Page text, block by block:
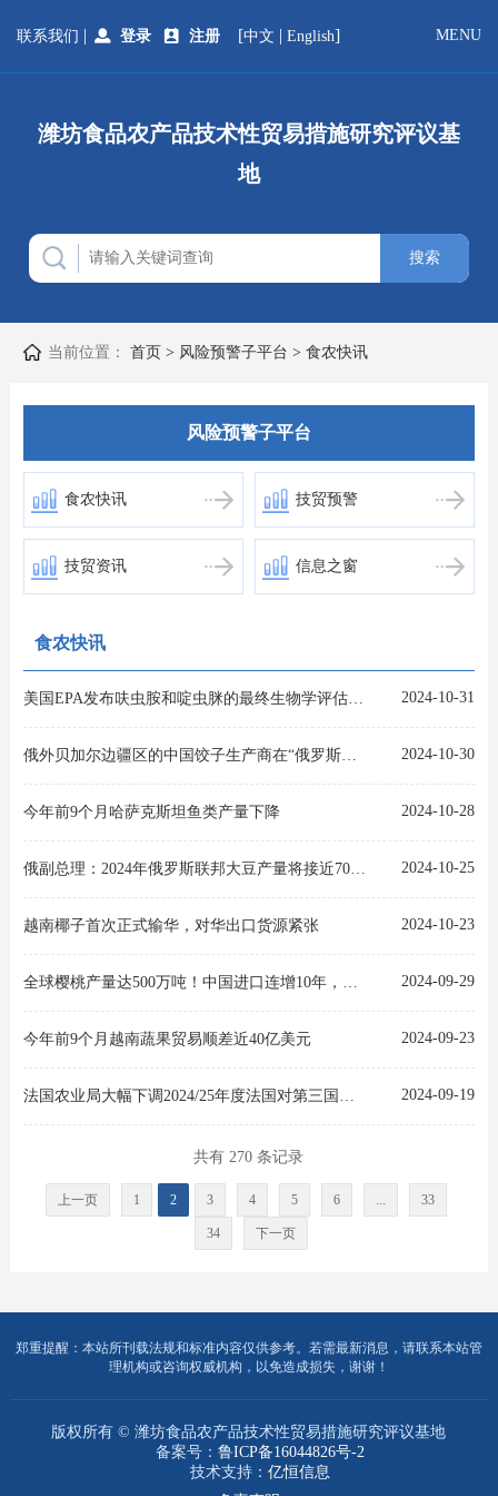
联系我们 | 登录 注册 [中文 | English] MENU
潍坊食品农产品技术性贸易措施研究评议基
地
当前位置： 首页 > 风险预警子平台 > 食农快讯
风险预警子平台
食农快讯 技贸预警
技贸资讯 信息之窗
食农快讯
2024-10-31
美国EPA发布呋虫胺和啶虫脒的最终生物学评估报告
2024-10-30
俄外贝加尔边疆区的中国饺子生产商在“俄罗斯百佳商品”竞赛中获奖
2024-10-28
今年前9个月哈萨克斯坦鱼类产量下降
2024-10-25
俄副总理：2024年俄罗斯联邦大豆产量将接近700万吨
2024-10-23
越南椰子首次正式输华，对华出口货源紧张
2024-09-29
全球樱桃产量达500万吨！中国进口连增10年，占全球贸易半壁江山
2024-09-23
今年前9个月越南蔬果贸易顺差近40亿美元
2024-09-19
法国农业局大幅下调2024/25年度法国对第三国的小麦出口预期
共有 270 条记录
上一页 1 2 3 4 5 6 ... 33
34 下一页
郑重提醒：本站所刊载法规和标准内容仅供参考。若需最新消息，请联系本站管
理机构或咨询权威机构，以免造成损失，谢谢！
版权所有 © 潍坊食品农产品技术性贸易措施研究评议基地
备案号： 鲁ICP备16044826号-2
技术支持： 亿恒信息